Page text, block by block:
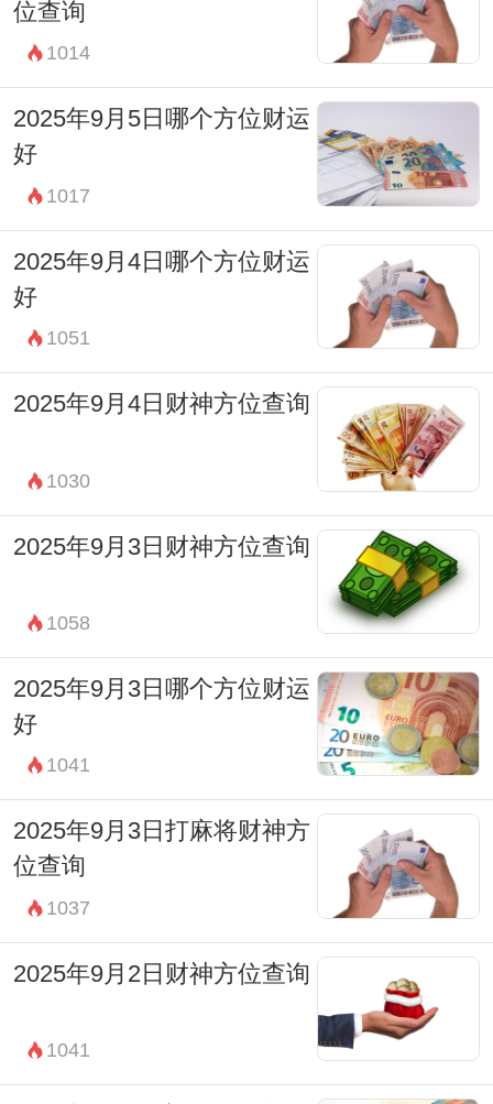
戌时(19:00-20:59) 财神在西南方。
亥时(21:00-22:59) 财神在西南方。
2025年7月10日生肖冲煞：
今日冲生肖狗。根据冲克原理属狗人被冲，
因此2025年7月10日这一天生肖属狗的人需
要避免钱财损失。另外，打牌打麻将最好不
要和生肖属狗的人坐对家。
位查询
1014
2025年9月5日哪个方位财运
好
1017
2025年9月4日哪个方位财运
好
1051
2025年9月4日财神方位查询
1030
2025年9月3日财神方位查询
1058
2025年9月3日哪个方位财运
好
1041
2025年9月3日打麻将财神方
位查询
1037
2025年9月2日财神方位查询
1041